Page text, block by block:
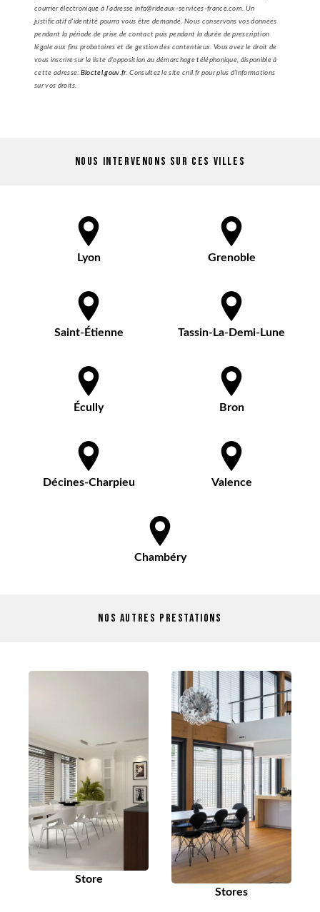
courrier électronique à l'adresse info@rideaux-services-france.com. Un
justificatif d'identité pourra vous être demandé. Nous conservons vos données
pendant la période de prise de contact puis pendant la durée de prescription
légale aux fins probatoires et de gestion des contentieux. Vous avez le droit de
vous inscrire sur la liste d'opposition au démarchage téléphonique, disponible à
cette adresse: Bloctel.gouv.fr. Consultez le site cnil.fr pour plus d’informations
sur vos droits.
Nous intervenons sur ces villes
Lyon Grenoble
Saint-Étienne Tassin-La-Demi-Lune
Écully Bron
Décines-Charpieu Valence
Chambéry
Nos autres prestations
Store
Stores